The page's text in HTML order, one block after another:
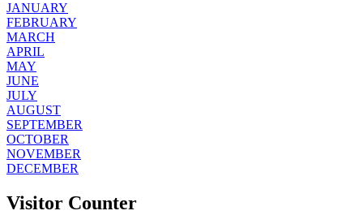
JANUARY
FEBRUARY
MARCH
APRIL
MAY
JUNE
JULY
AUGUST
SEPTEMBER
OCTOBER
NOVEMBER
DECEMBER
Visitor Counter